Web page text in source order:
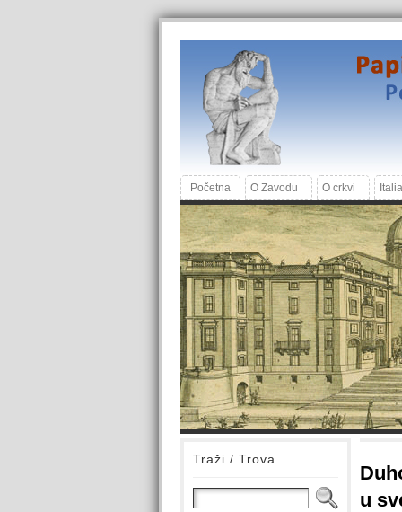
Početna O Zavodu O crkvi
Traži / Trova
u